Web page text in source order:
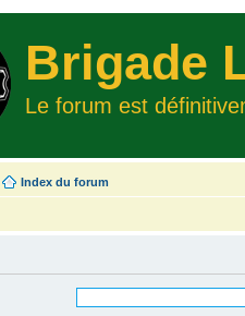
Brigade
Le forum est
Index du forum